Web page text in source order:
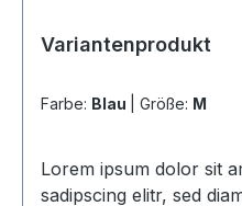
Variantenprodukt
Farbe: Blau Größe: M
Lorem ipsum dolor sit
sadipscing elitr, sed